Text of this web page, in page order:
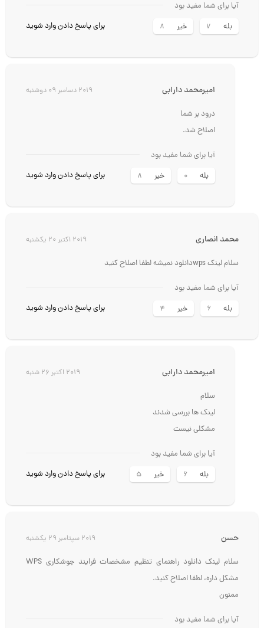
آیا برای شما مفید بود
بله
7 خیر 8 برای پاسخ دادن وارد شوید
امیرمحمد دارابی 2019 دسامبر 09 دوشنبه
درود بر شما
اصلاح شد.
آیا برای شما مفید بود
بله
0 خیر 8 برای پاسخ دادن وارد شوید
محمد انصاری 2019 اکتبر 20 یکشنبه
سلام لینک wpsدانلود نمیشه لطفا اصلاح کنید
آیا برای شما مفید بود
بله
6 خیر 4 برای پاسخ دادن وارد شوید
امیرمحمد دارابی 2019 اکتبر 26 شنبه
سلام
لینک ها بررسی شدند
مشکلی نیست
آیا برای شما مفید بود
بله
6 خیر 5 برای پاسخ دادن وارد شوید
حسن 2019 سپتامبر 29 یکشنبه
سلام لینک دانلود راهنمای تنظیم مشخصات فرایند جوشکاری WPS
مشکل داره، لطفا اصلاح کنید.
ممنون
آیا برای شما مفید بود